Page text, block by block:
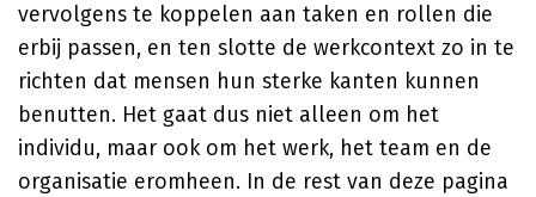
vervolgens te koppelen aan taken en rollen die
erbij passen, en ten slotte de werkcontext zo in te
richten dat mensen hun sterke kanten kunnen
benutten. Het gaat dus niet alleen om het
individu, maar ook om het werk, het team en de
organisatie eromheen. In de rest van deze pagina